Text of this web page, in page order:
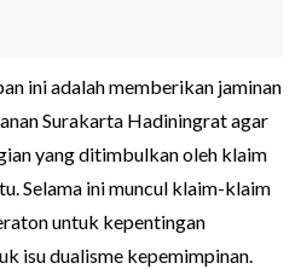
ini adalah memberikan jaminan
Surakarta Hadiningrat agar
yang ditimbulkan oleh klaim
Selama ini muncul klaim-klaim
untuk kepentingan
isu dualisme kepemimpinan.